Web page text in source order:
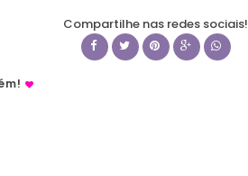
Compartilhe nas redes sociais!